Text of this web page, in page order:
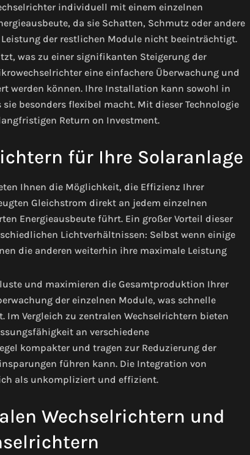
individuell mit einem einzelnen
da sie Schatten, Schmutz oder andere
der restlichen Module nicht beeinträchtigt.
was zu einer signifikanten Steigerung der
eine einfachere Überwachung und
werden können. Ihre Installation kann sowohl in
besonders flexibel macht. Mit dieser Technologie
Return on Investment.
für Ihre Solaranlage
Ihnen die Möglichkeit, die Effizienz Ihrer
Gleichstrom direkt an jedem einzelnen
Energieausbeute führt. Ein großer Vorteil dieser
Lichtverhältnissen: Selbst wenn einige
die anderen weiterhin ihre maximale Leistung
und maximieren die Gesamtproduktion Ihrer
der einzelnen Module, was schnelle
Im Vergleich zu zentralen Wechselrichtern bieten
an verschiedene
kompakter und tragen zur Reduzierung der
führen kann. Die Integration von
als unkompliziert und effizient.
Wechselrichtern und